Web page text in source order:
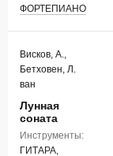
ФОРТЕПИАНО
Висков, А.,
Бетховен, Л.
ван
Лунная
соната
Инструменты:
ГИТАРА,